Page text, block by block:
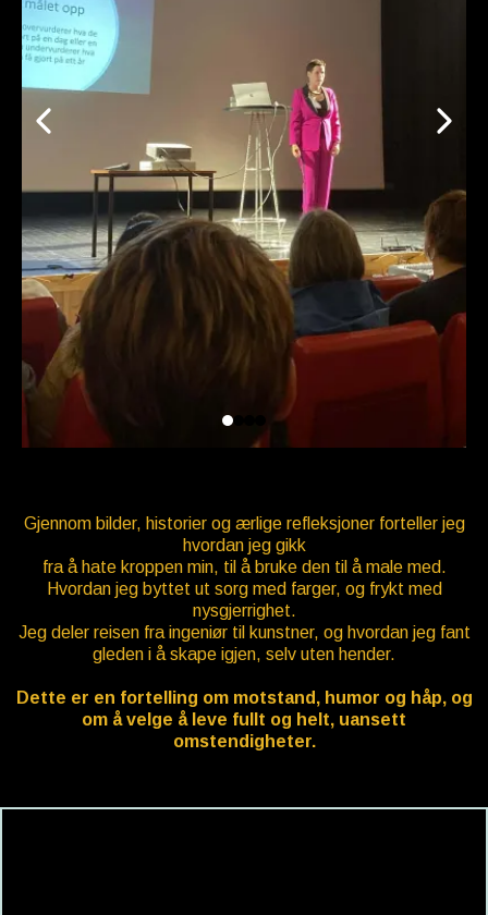
Gjennom bilder, historier og ærlige refleksjoner forteller jeg
hvordan jeg gikk
fra å hate kroppen min, til å bruke den til å male med.
Hvordan jeg byttet ut sorg med farger, og frykt med
nysgjerrighet.
Jeg deler reisen fra ingeniør til kunstner, og hvordan jeg fant
gleden i å skape igjen, selv uten hender.
Dette er en fortelling om motstand, humor og håp, og
om å velge å leve fullt og helt, uansett
omstendigheter.